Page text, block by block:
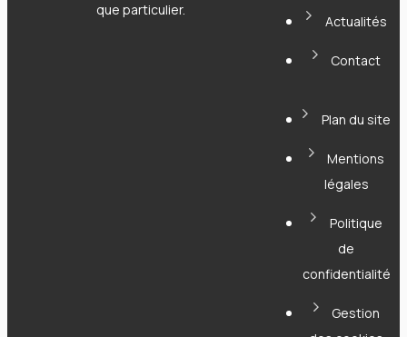
que particulier.
Actualités
Contact
Plan du site
Mentions
légales
Politique
de
confidentialité
Gestion